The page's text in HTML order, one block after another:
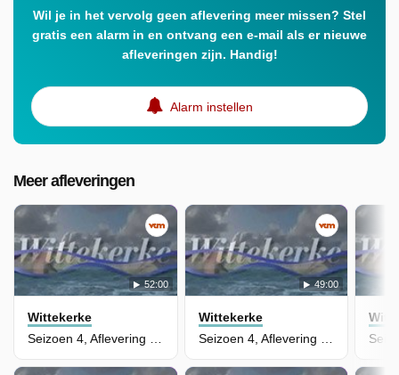
Wil je in het vervolg geen aflevering meer missen? Stel
gratis een alarm in en ontvang een e-mail als er nieuwe
afleveringen zijn. Handig!
Alarm instellen
Meer afleveringen
52:00
Wittekerke
Seizoen 4, Aflevering 40
49:00
Wittekerke
Seizoen 4, Aflevering 39